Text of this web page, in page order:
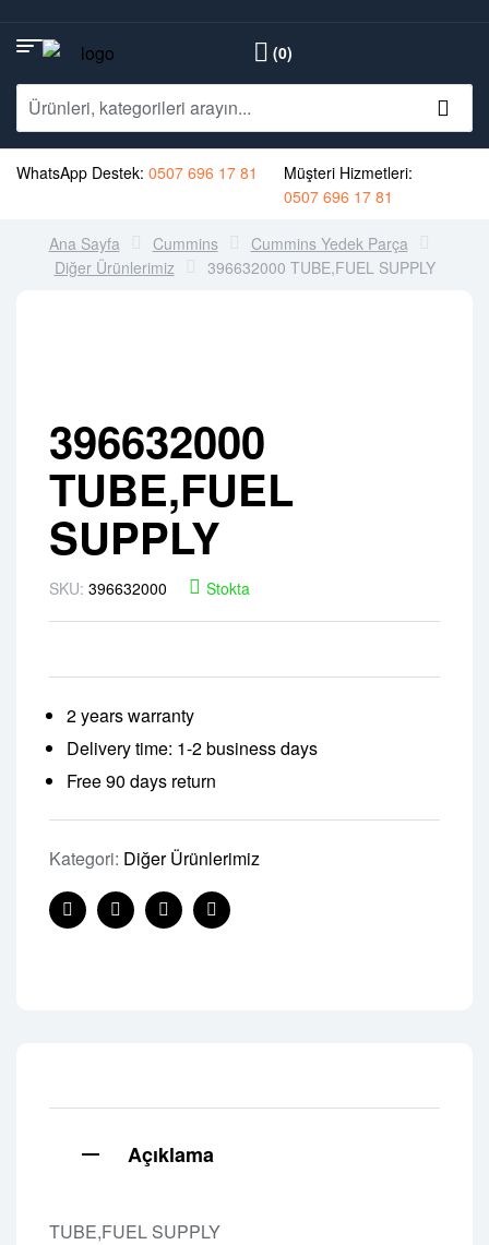
(0)
WhatsApp Destek: 0507 696 17 81
Müşteri Hizmetleri:
0507 696 17 81
Ana Sayfa Cummins
Cummins Yedek Parça
Diğer Ürünlerimiz
396632000 TUBE,FUEL SUPPLY
396632000
TUBE,FUEL
SUPPLY
SKU: 396632000 Stokta
2 years warranty
Delivery time: 1-2 business days
Free 90 days return
Kategori: Diğer Ürünlerimiz
FacebookTwitterLinkedinPinterest
Açıklama
TUBE,FUEL SUPPLY